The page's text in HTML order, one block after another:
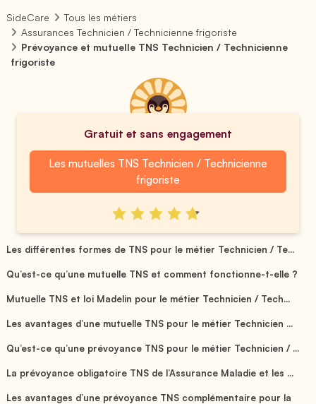
SideCare
Tous les métiers
Assurances Technicien / Technicienne frigoriste
Prévoyance et mutuelle TNS Technicien / Technicienne
frigoriste
Gratuit et sans engagement
Les mutuelles TNS Technicien / Technicienne
frigoriste
Les différentes formes de TNS pour le métier Technicien / Te...
Qu’est-ce qu’une mutuelle TNS et comment fonctionne-t-elle ?
Mutuelle TNS et loi Madelin pour le métier Technicien / Tech...
Les avantages d’une mutuelle TNS pour le métier Technicien ...
Qu’est-ce qu’une prévoyance TNS pour le métier Technicien / ...
La prévoyance obligatoire TNS de l’Assurance Maladie et les ...
Les avantages d’une prévoyance TNS complémentaire pour la